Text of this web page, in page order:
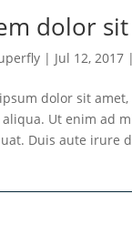
dolor
| Jul 12, 2017 |
dolor sit
aliqua. Ut enim ad
Duis aute irure